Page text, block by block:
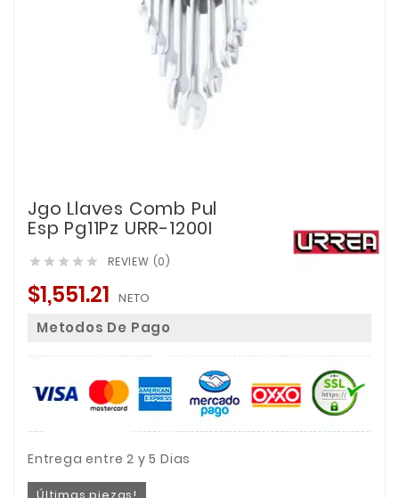
Jgo Llaves Comb Pul
Esp Pg11Pz URR-1200I
     REVIEW (0)
$1,551.21 NETO
Metodos De Pago
Entrega entre 2 y 5 Dias